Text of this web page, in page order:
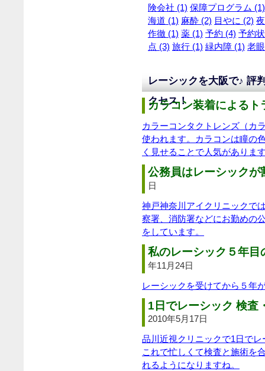
険会社 (1) 保障プログラム (1)
海道 (1) 麻酔 (2) 目やに (2)
作徹 (1) 薬 (1) 予約 (4) 予約
点 (3) 旅行 (1) 緑内障 (1) 老
レーシックを大阪で♪ 評
クセス！
カラコン装着による
カラーコンタクトレンズ（カ
使われます。カラコンは瞳の
く見せることで人気がありま
公務員はレーシック
日
神戸神奈川アイクリニックで
察署、消防署などにお勤めの
をしています。
私のレーシック５年
年11月24日
レーシックを受けてから５年
1日でレーシック 検査
2010年5月17日
品川近視クリニックで1日で
これで忙しくて検査と施術を
れるようになりますね。